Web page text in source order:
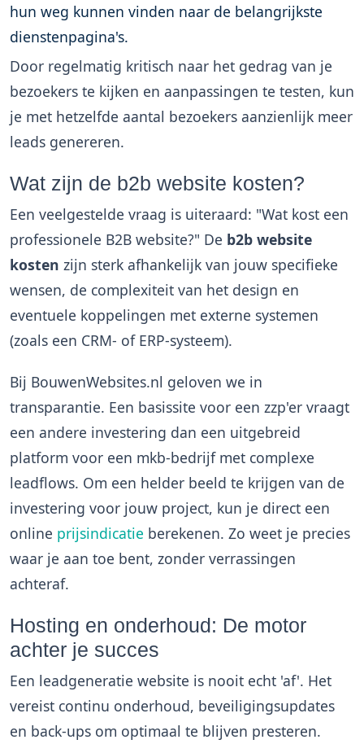
hun weg kunnen vinden naar de belangrijkste
dienstenpagina's.
Door regelmatig kritisch naar het gedrag van je
bezoekers te kijken en aanpassingen te testen, kun
je met hetzelfde aantal bezoekers aanzienlijk meer
leads genereren.
Wat zijn de b2b website kosten?
Een veelgestelde vraag is uiteraard: "Wat kost een
professionele B2B website?" De b2b website
kosten zijn sterk afhankelijk van jouw specifieke
wensen, de complexiteit van het design en
eventuele koppelingen met externe systemen
(zoals een CRM- of ERP-systeem).
Bij BouwenWebsites.nl geloven we in
transparantie. Een basissite voor een zzp'er vraagt
een andere investering dan een uitgebreid
platform voor een mkb-bedrijf met complexe
leadflows. Om een helder beeld te krijgen van de
investering voor jouw project, kun je direct een
online prijsindicatie berekenen. Zo weet je precies
waar je aan toe bent, zonder verrassingen
achteraf.
Hosting en onderhoud: De motor
achter je succes
Een leadgeneratie website is nooit echt 'af'. Het
vereist continu onderhoud, beveiligingsupdates
en back-ups om optimaal te blijven presteren.